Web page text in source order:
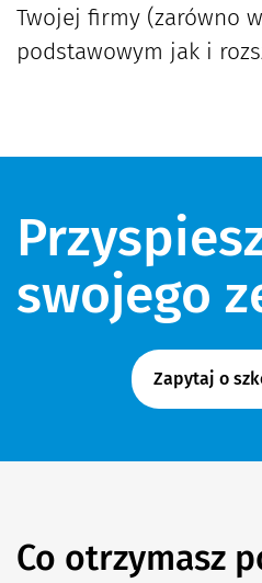
Twojej firmy (zarówno
podstawowym jak i
swojego
Zapytaj o
Co otrzymasz